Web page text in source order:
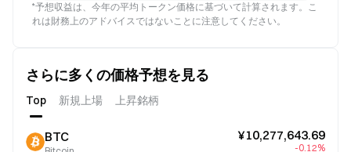
*予想収益は、今年の平均トークン価格に基づいて計算されます。こ
れは財務上のアドバイスではないことに注意してください。
さらに多くの価格予想を見る
Top 新規上場 上昇銘柄
BTC ¥10,277,643.69
-0.12%